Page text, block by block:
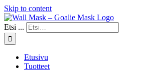
Skip to content
Etsi ...
Etusivu
Tuotteet